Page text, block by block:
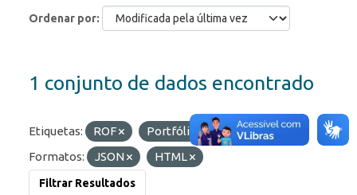
Ordenar por
1 conjunto de dados encontrado
Etiquetas: ROF Portfólio
RDE
Formatos:
JSON HTML
Filtrar Resultados